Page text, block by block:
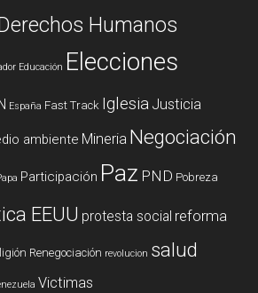
Humanos
Educación Elecciones
España Fast Track Iglesia Justicia
ambiente Mineria Negociación
Participación Paz PND Pobreza
EEUU protesta social reforma
Renegociación revolucion salud
Victimas